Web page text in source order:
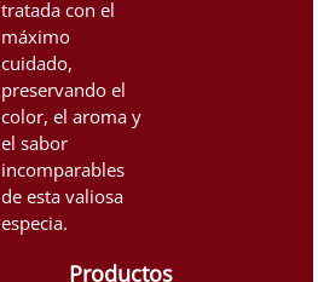
tratada con el
máximo
cuidado,
preservando el
color, el aroma y
el sabor
incomparables
de esta valiosa
especia.
Productos